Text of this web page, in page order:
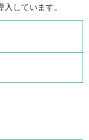
しています。